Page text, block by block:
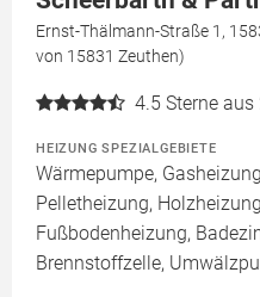
Ernst-Thälmann-Straße 1,
von 15831 Zeuthen)
4.5 Sterne aus
HEIZUNG SPEZIALGEBIETE
Wärmepumpe,
Pelletheizung,
Fußbodenheizung,
Brennstoffzelle,